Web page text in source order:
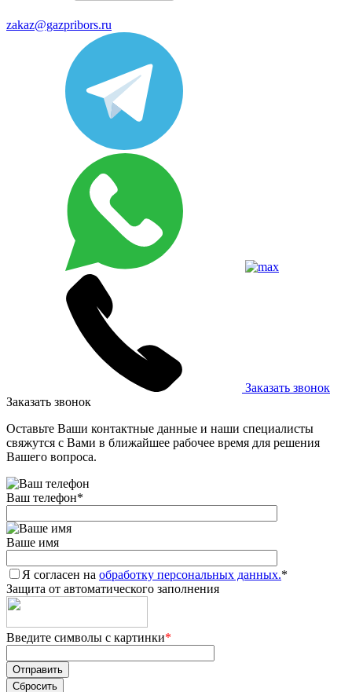
zakaz@gazpribors.ru
Заказать звонок
Заказать звонок
Оставьте Ваши контактные данные и наши специалисты
свяжутся с Вами в ближайшее рабочее время для решения
Вашего вопроса.
Ваш телефон*
Ваше имя
Я согласен на обработку персональных данных.*
Защита от автоматического заполнения
Введите символы с картинки*